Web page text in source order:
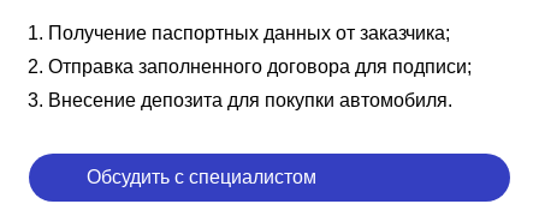
Получение паспортных данных от заказчика;
Отправка заполненного договора для подписи;
Внесение депозита для покупки автомобиля.
Обсудить с специалистом